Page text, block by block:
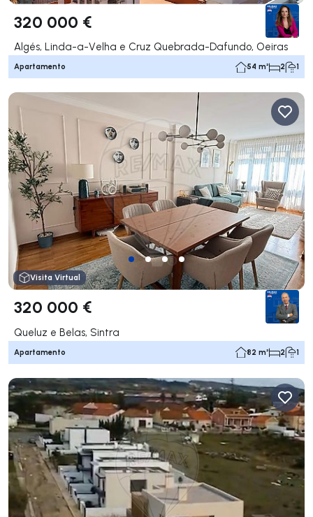
320 000 €
Algés, Linda-a-Velha e Cruz Quebrada-Dafundo, Oeiras
Apartamento 54 m² 2 1
Visita Virtual
320 000 €
Queluz e Belas, Sintra
Apartamento 82 m² 2 1